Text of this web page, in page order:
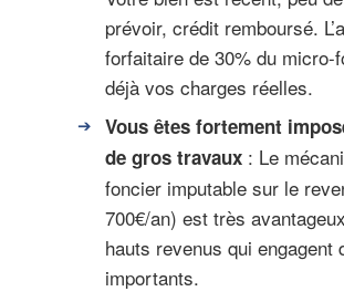
prévoir, crédit remboursé.
forfaitaire de 30% du micro-
déjà vos charges réelles.
Vous êtes fortement
de gros travaux : Le
foncier imputable sur le
700€/an) est très
hauts revenus qui engagent
importants.